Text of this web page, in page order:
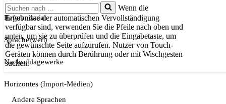
Suchen
nach …
Wenn die
Ergebnisse der automatischen Vervollständigung
verfügbar sind, verwenden Sie die Pfeile nach oben und
unten, um sie zu überprüfen und die Eingabetaste, um
die gewünschte Seite aufzurufen. Nutzer von Touch-
Geräten können durch Berührung oder mit Wischgesten
suchen.
Referendariat
Spracherwerb
Nachschlagewerke
Horizontes (Import-Medien)
Andere Sprachen